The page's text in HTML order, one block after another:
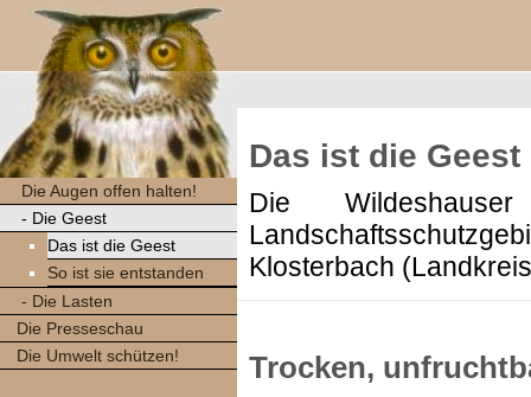
Die Augen offen halten!
- Die Geest
Das ist die Geest
So ist sie entstanden
- Die Lasten
Die Presseschau
Die Umwelt schützen!
Das ist die Geest
Die
Klosterbach
Trocken,